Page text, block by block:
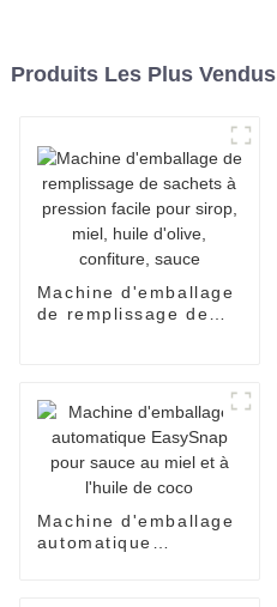
Produits Les Plus Vendus
Machine d'emballage
de remplissage de
confiture, sauce
Machine d'emballage
automatique